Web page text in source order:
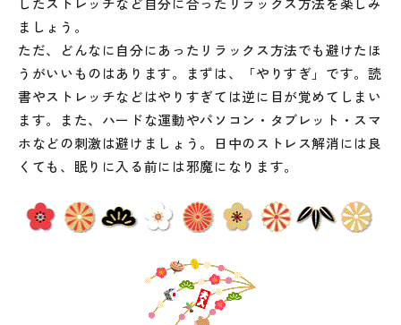
ましょう。
ただ、どんなに自分にあったリラックス方法でも避けたほ
うがいいものはあります。まずは、「やりすぎ」です。読
書やストレッチなどはやりすぎては逆に目が覚めてしまい
ます。また、ハードな運動やパソコン・タブレット・スマ
ホなどの刺激は避けましょう。日中のストレス解消には良
くても、眠りに入る前には邪魔になります。